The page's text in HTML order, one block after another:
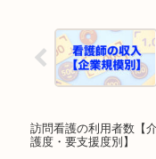
訪問看護の利用者数【
護度・要支援度別】